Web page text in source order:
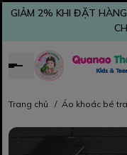
GIẢM 2% KHI ĐẶT
Trang chủ / Áo khoác bé